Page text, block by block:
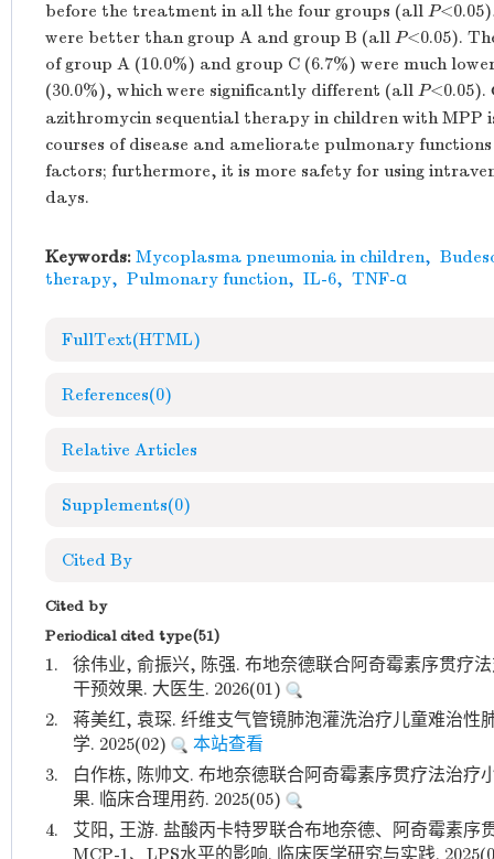
before the treatment in all the four groups (all P
were better than group A and group B (all P<0.05).
of group A (10.0%) and group C (6.7%) were much
(30.0%), which were significantly different (all P<0.05).
azithromycin sequential therapy in children with MPP
courses of disease and ameliorate pulmonary
factors; furthermore, it is more safety for using
days.
Keywords: Mycoplasma pneumonia in children,
therapy, Pulmonary function, IL-6, TNF-α
FullText(HTML)
References(0)
Relative Articles
Supplements(0)
Cited By
Cited by
Periodical cited type(51)
1.
徐伟业, 俞振兴, 陈强. 布地奈德联合阿奇霉素序贯疗
干预效果. 大医生. 2026(01)
2.
蒋美红, 袁琛. 纤维支气管镜肺泡灌洗治疗儿童难治性
学. 2025(02)
本站查看
3.
白作栋, 陈帅文. 布地奈德联合阿奇霉素序贯疗法治疗
果. 临床合理用药. 2025(05)
4.
艾阳, 王游. 盐酸丙卡特罗联合布地奈德、阿奇霉素序
MCP-1、LPS水平的影响. 临床医学研究与实践.